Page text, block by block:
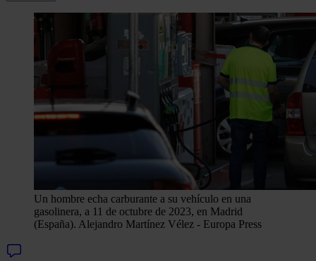
Un hombre echa carburante a su vehículo en una
gasolinera, a 11 de octubre de 2023, en Madrid
(España). Alejandro Martínez Vélez - Europa Press